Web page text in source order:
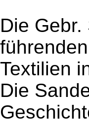
Die
Textilien
Die